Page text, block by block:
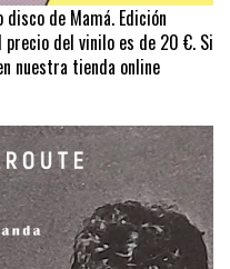
de Mamá. Edición
del vinilo es de 20 €. Si
nuestra tienda online